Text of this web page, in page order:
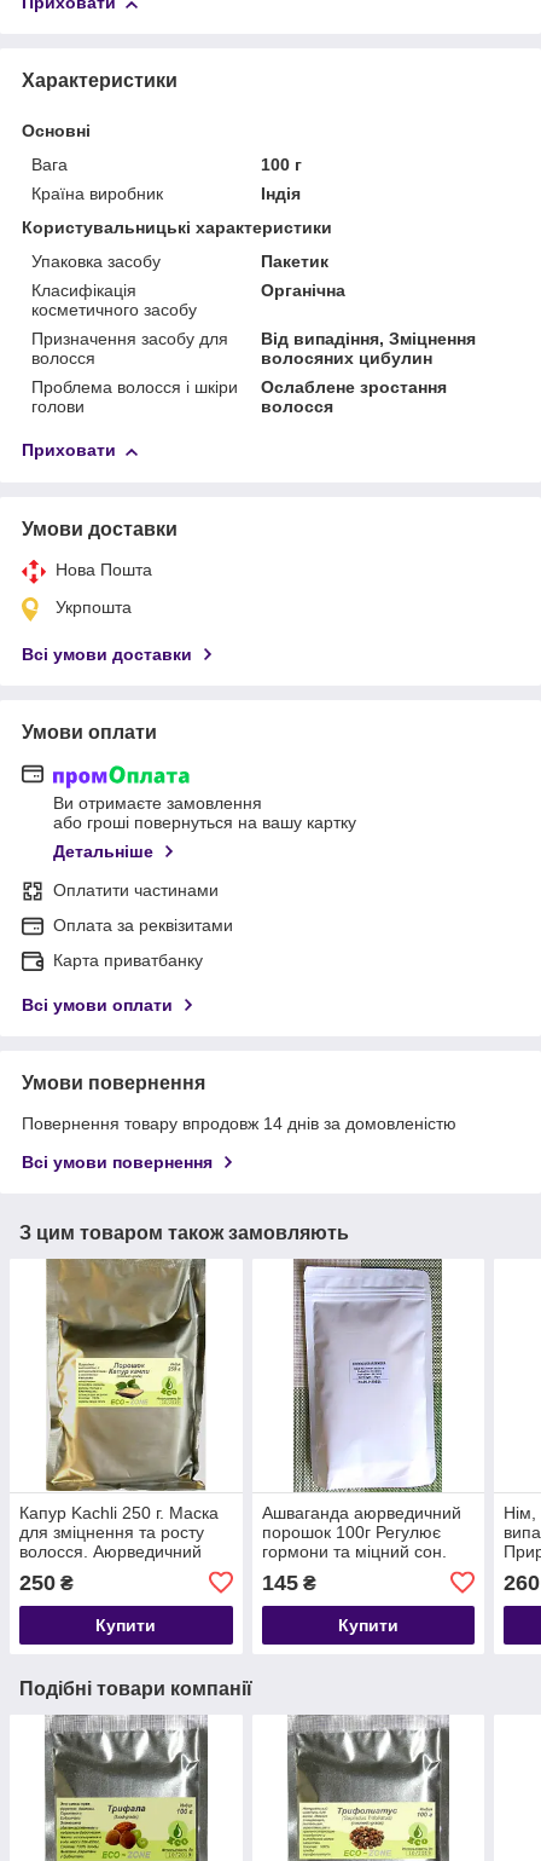
Характеристики
Основні
Вага
100 г
Країна виробник
Індія
Користувальницькі характеристики
Упаковка засобу
Пакетик
Класифікація
косметичного засобу
Органічна
Призначення засобу для
волосся
Від випадіння, Зміцнення
волосяних цибулин
Проблема волосся і шкіри
голови
Ослаблене зростання
волосся
Приховати
Умови доставки
Нова Пошта
Укрпошта
Всі умови доставки
Умови оплати
Ви отримаєте замовлення
або гроші повернуться на вашу картку
Детальніше
Оплатити частинами
Оплата за реквізитами
Карта приватбанку
Всі умови оплати
Умови повернення
Повернення товару впродовж 14 днів за домовленістю
Всі умови повернення
З цим товаром також замовляють
Капур Kachli 250 г. Маска
для зміцнення та росту
волосся. Аюрведичний
порошок. Індія Термін до
01/2029
250 ₴
Купити
Ашваганда аюрведичний
порошок 100г Регулює
гормони та міцний сон.
145₴
Купити
Нім,
260
Подібні товари компанії